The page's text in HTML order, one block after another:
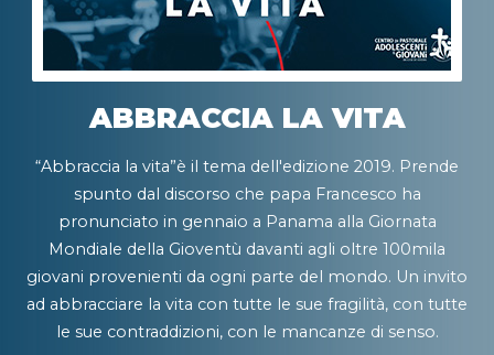
ABBRACCIA LA VITA
“Abbraccia la vita”è il tema dell'edizione 2019. Prende
spunto dal discorso che papa Francesco ha
pronunciato in gennaio a Panama alla Giornata
Mondiale della Gioventù davanti agli oltre 100mila
giovani provenienti da ogni parte del mondo. Un invito
ad abbracciare la vita con tutte le sue fragilità, con tutte
le sue contraddizioni, con le mancanze di senso.